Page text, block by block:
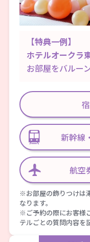
JR舞浜駅に隣接
ゲート舞浜で、
ら、身軽になって
O！
【特典一例】
ホテルオークラ
お部屋をバルー
新幹線
航空
※お部屋の飾りつけは
なります。
※ご予約の際にお客様
テルごとの質問内容を